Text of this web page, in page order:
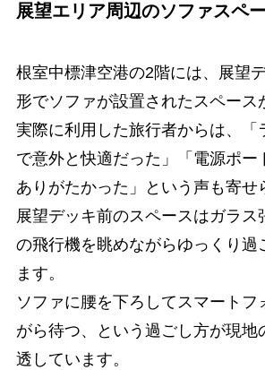
展望エリア周辺のソファスペ
根室中標津空港の2階には、展望
形でソファが設置されたスペース
実際に利用した旅行者からは、「
で意外と快適だった」「電源ポー
ありがたかった」という声も寄せ
展望デッキ前のスペースはガラス
の飛行機を眺めながらゆっくり過
ます。
ソファに腰を下ろしてスマートフ
がら待つ、という過ごし方が現地
透しています。